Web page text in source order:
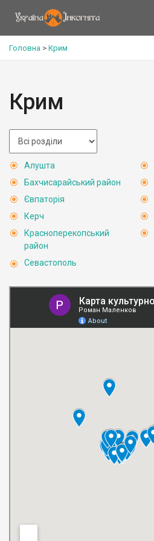
Головна > Крим
Крим
Алушта
Бахчисарайський район
Євпаторія
Керч
Красноперекопський
район
Севастополь